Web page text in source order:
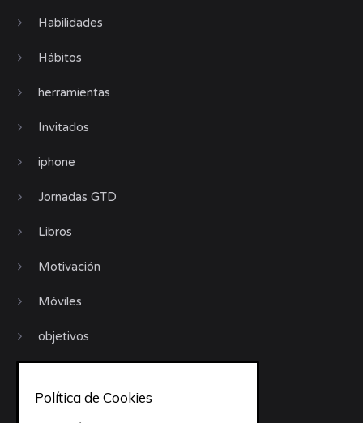
Habilidades
Hábitos
herramientas
Invitados
iphone
Jornadas GTD
Libros
Motivación
Móviles
objetivos
Procrastinación
Política de Cookies